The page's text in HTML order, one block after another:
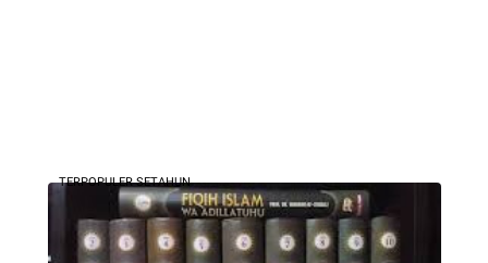
TERPOPULER SETAHUN